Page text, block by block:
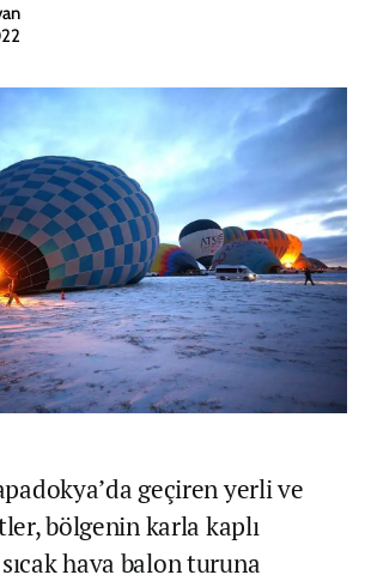
geçiren yerli ve
bölgenin karla kaplı
sıcak hava balon turuna